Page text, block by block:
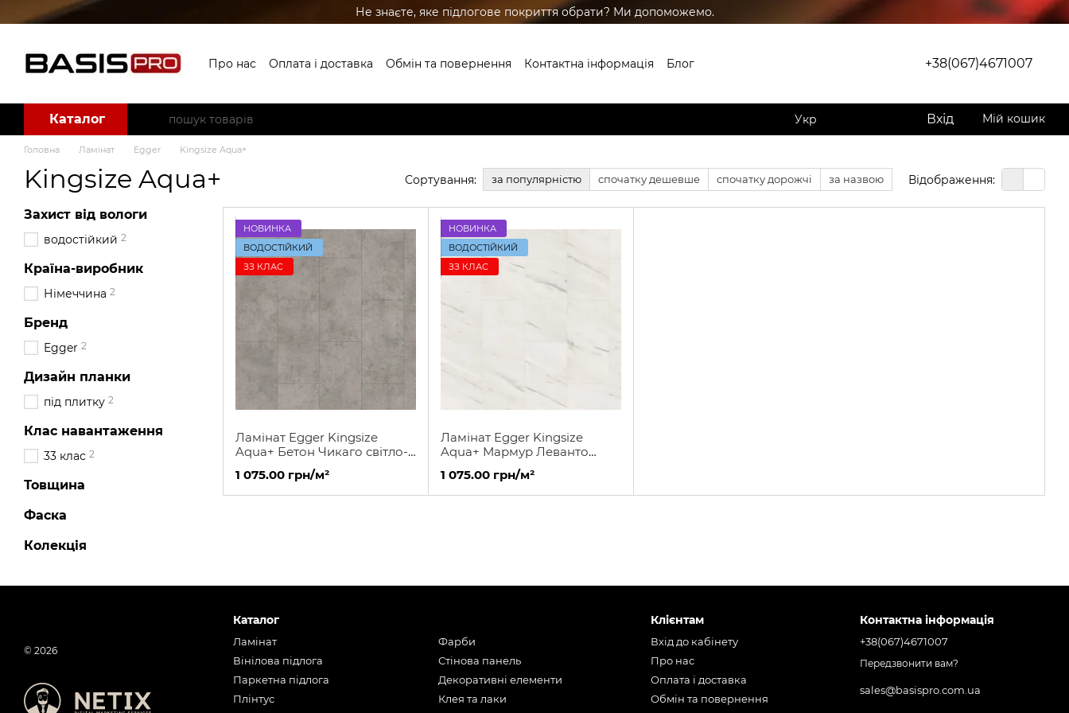
Перейти до основного контенту Не знаєте, яке підлогове покриття обрати? Ми допоможемо.
Про нас Оплата і доставка Обмін та повернення Контактна інформація
Блог
+38(067)4671007
Каталог Укр Вхід Мій кошик
Головна Ламінат Egger Kingsize Aqua+
Kingsize Aqua+ Сортування: за популярністю спочатку дешевше спочатку дорожчі за назвою Відображення:
НОВИНКА
ВОДОСТІЙКИЙ
ЗЗ КЛАС
Ламінат Egger Kingsize
Aqua+ Бетон Чикаго світло-
1 075.00 грн/м²
НОВИНКА
ВОДОСТІЙКИЙ
ЗЗ КЛАС
Ламінат Egger Kingsize
Aqua+ Мармур Леванто
1 075.00 грн/м²
Захист від вологи
водостійкий 2
Країна-виробник
Німеччина 2
Бренд
Egger 2
Дизайн планки
під плитку 2
Клас навантаження
33 клас 2
Товщина
Фаска
Колекція
© 2026
Каталог
Ламінат
Вінілова підлога
Паркетна підлога
Плінтус
Фарби
Стінова панель
Декоративні елементи
Клея та лаки
Клієнтам
Вхід до кабінету
Про нас
Оплата і доставка
Обмін та повернення
Контактна інформація
+38(067)4671007
Передзвонити вам?
sales@basispro.com.ua